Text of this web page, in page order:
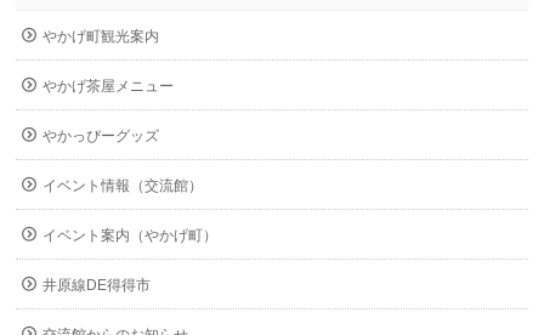
やかげ町観光案内
やかげ茶屋メニュー
やかっぴーグッズ
イベント情報（交流館）
イベント案内（やかげ町）
井原線DE得得市